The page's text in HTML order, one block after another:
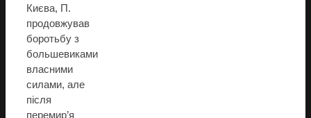
Києва, П.
продовжував
боротьбу з
большевиками
власними
силами, але
після
перемир’я